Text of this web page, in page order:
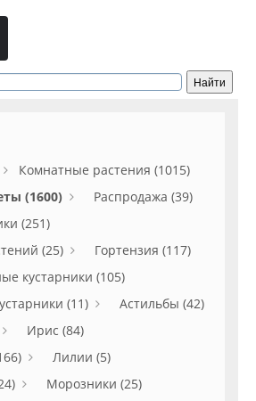
Комнатные растения (1015)
(1600)
Распродажа (39)
(251)
(25)
Гортензия (117)
кустарники (105)
(11)
Астильбы (42)
Ирис (84)
Лилии (5)
Морозники (25)